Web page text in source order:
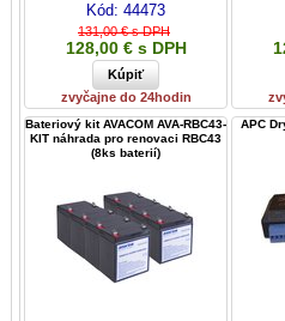
Kód: 44473
131,00 € s DPH
128,00 € s DPH
zvyčajne do 24hodin
Bateriový kit AVACOM AVA-RBC43-
KIT náhrada pro renovaci RBC43
(8ks baterií)
APC